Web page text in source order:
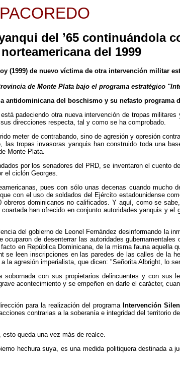
PACOREDO
del ’65 continuándola
del 1999
(1999) de nuevo víctima de otra intervención militar
de Monte Plata bajo el programa estratégico
antidominicana del boschismo y su nefasto programa
padeciendo otra nueva intervención de tropas
direcciones respecta, tal y como se ha comprobado.
meter de contrabando, sino de agresión y opresión
tropas invasoras yanquis han construido toda una
Monte Plata.
por los senadores del PRD, se inventaron el cuento
el ciclón Georges.
pues con sólo unas decenas cuando mucho
con el uso de soldados del Ejército estadounidense
dominicanos no calificados. Y aquí, como se
han ofrecido en conjunto autoridades yanquis y el
del gobierno de Leonel Fernández desinformando la
de desenterrar las autoridades
en República Dominicana, de la misma fauna aquella
leen inscripciones en las paredes de las calles de la
agresión imperialista, que dicen: "Señorita Albright, lo
con sus propietarios delincuentes y con sus
acontecimiento y se empeñen en darle el carácter,
para la realización del programa Intervención
contrarias a la soberanía e integridad del territorio
queda una vez más de realce.
hechura suya, es una medida politiquera destinada a